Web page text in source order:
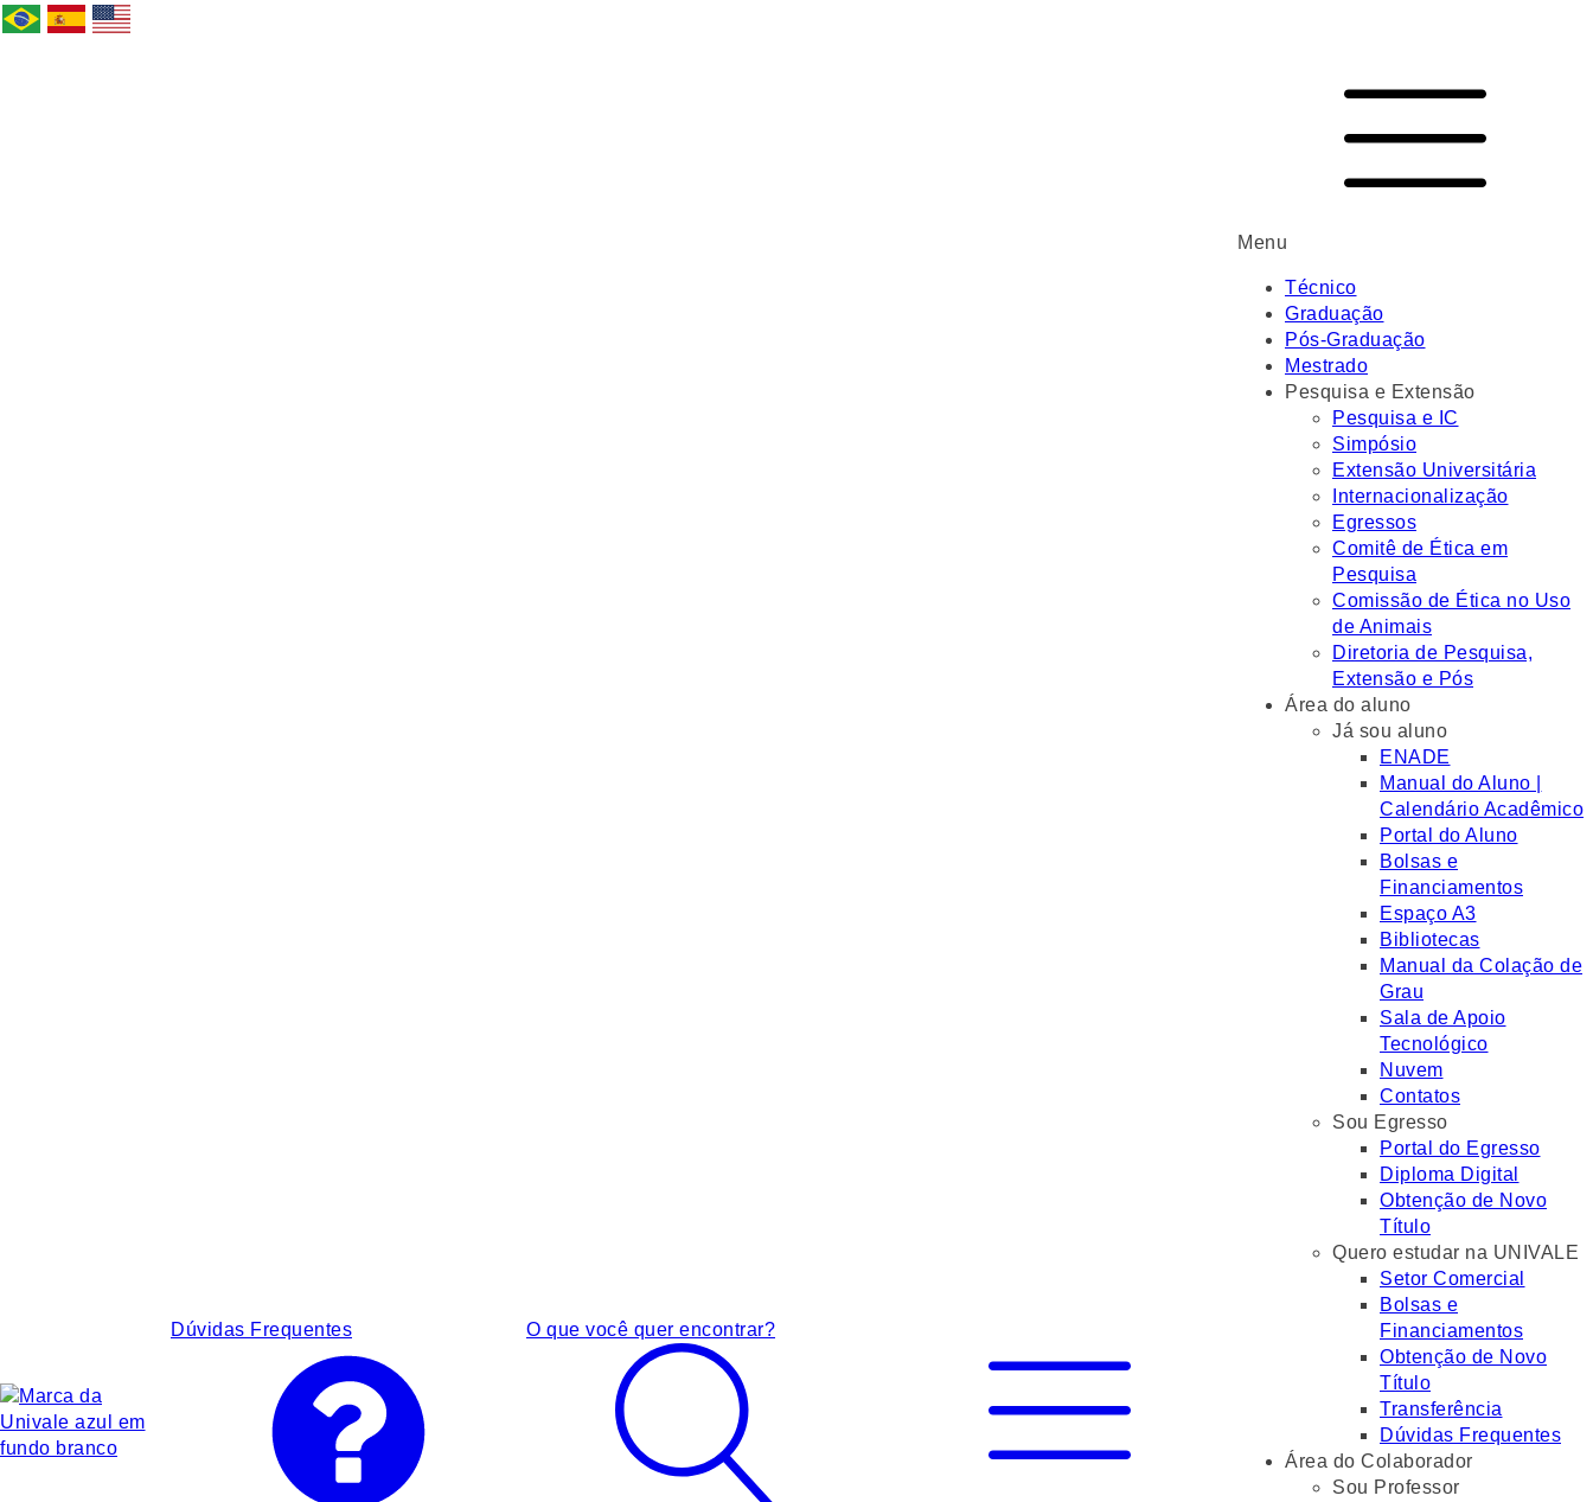
Dúvidas Frequentes O que você quer encontrar?
Menu
Técnico
Graduação
Pós-Graduação
Mestrado
Pesquisa e Extensão
Pesquisa e IC
Simpósio
Extensão Universitária
Internacionalização
Egressos
Comitê de Ética em
Pesquisa
Comissão de Ética no Uso
de Animais
Diretoria de Pesquisa,
Extensão e Pós
Área do aluno
Já sou aluno
ENADE
Manual do Aluno |
Calendário Acadêmico
Portal do Aluno
Bolsas e
Financiamentos
Espaço A3
Bibliotecas
Manual da Colação de
Grau
Sala de Apoio
Tecnológico
Nuvem
Contatos
Sou Egresso
Portal do Egresso
Diploma Digital
Obtenção de Novo
Título
Quero estudar na UNIVALE
Setor Comercial
Bolsas e
Financiamentos
Obtenção de Novo
Título
Transferência
Dúvidas Frequentes
Área do Colaborador
Sou Professor